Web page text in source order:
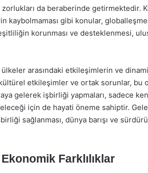
da beraberinde getirmektedir.
kaybolmaması gibi konular,
korunması ve desteklenmesi,
arasındaki etkileşimlerin ve
etkileşimler ve ortak sorunlar, bu
gelerek işbirliği yapmaları, sadece
için de hayati öneme sahiptir.
sağlanması, dünya barışı ve
Farklılıklar